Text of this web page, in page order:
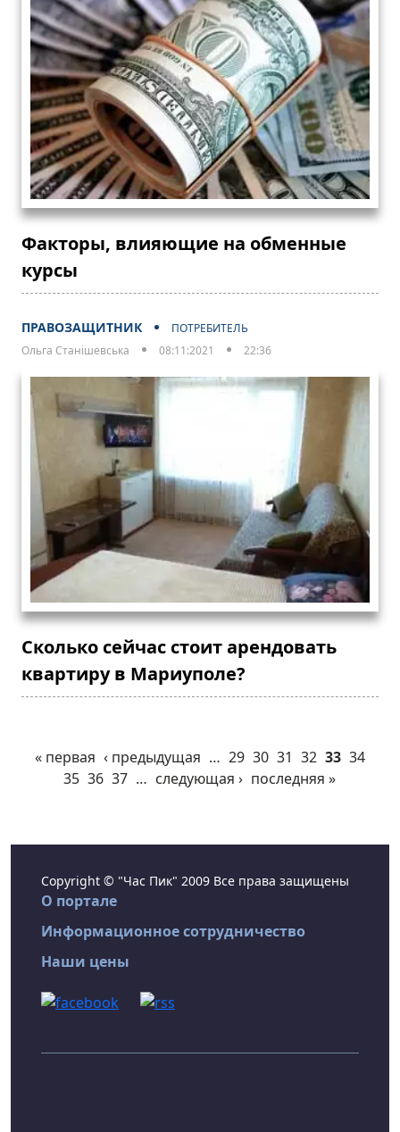
Факторы, влияющие на обменные
курсы
ПРАВОЗАЩИТНИК
ПОТРЕБИТЕЛЬ
Ольга Станішевська
08:11:2021 22:36
Сколько сейчас стоит арендовать
квартиру в Мариуполе?
« первая ‹ предыдущая … 29 30 31 32 33 34
35 36 37 … следующая › последняя »
Copyright © "Час Пик" 2009 Все права защищены
О портале
Информационное сотрудничество
Наши цены